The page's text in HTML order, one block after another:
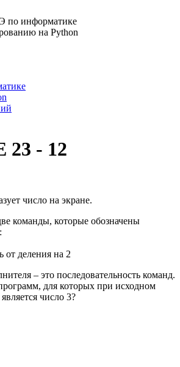
по информатике
на Python
- 12
число на экране.
команды, которые обозначены
от деления на 2
– это последовательность команд.
для которых при исходном
число 3?